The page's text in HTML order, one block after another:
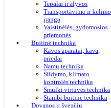
Tepalai ir alyvos
Transportavimo ir kėlimo
įranga
Vaistinėlės, gydomosios
priemonės
Buitinė technika
Kavos aparatai, kava,
priedai
Namų technika
Šildymo, klimato
kontrolės technika
Smulki virtuvės technika
Stambi buitinė technika
Dovanos ir švenčių